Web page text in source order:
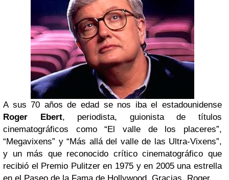
A sus 70 años de edad se nos iba el estadounidense
Roger Ebert, periodista, guionista de títulos
cinematográficos como “El valle de los placeres”,
“Megavixens” y “Más allá del valle de las Ultra-Vixens”,
y un más que reconocido crítico cinematográfico que
recibió el Premio Pulitzer en 1975 y en 2005 una estrella